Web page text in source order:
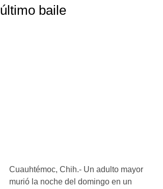
último baile
Cuauhtémoc, Chih.- Un adulto mayor
murió la noche del domingo en un